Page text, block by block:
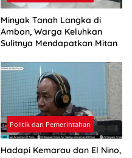
Minyak Tanah Langka di
Ambon, Warga Keluhkan
Sulitnya Mendapatkan Mitan
Politik dan Pemerintahan
Hadapi Kemarau dan El Nino,